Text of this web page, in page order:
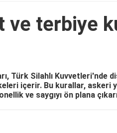
terbiye
Türk Silahlı Kuvvetleri'nde
içerir. Bu kurallar, askeri
ve saygıyı ön plana